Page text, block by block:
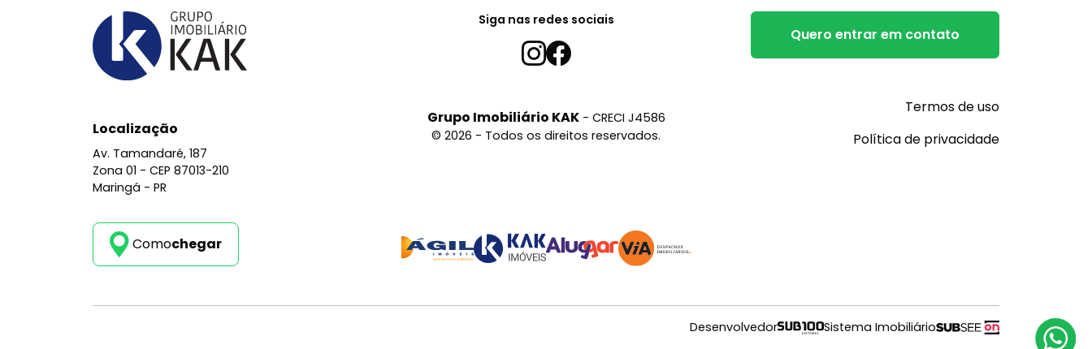
Localização
Av. Tamandaré, 187
Zona 01 - CEP 87013-210
Maringá - PR
Comochegar
Siga nas redes sociais
Grupo Imobiliário KAK- CRECI J4586
© 2026 - Todos os direitos reservados.
Quero entrar em contato
Termos de uso
Política de privacidade
Desenvolvedor Sistema Imobiliário